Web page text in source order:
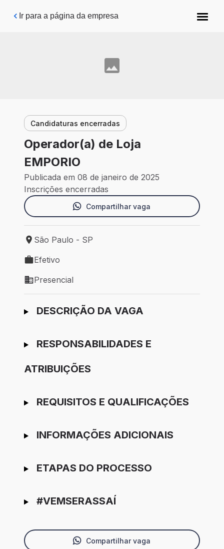
Pular para o conteúdo principal
Ir para a página da empresa
Candidaturas encerradas
Operador(a) de Loja
EMPORIO
Publicada em 08 de janeiro de 2025
Inscrições encerradas
Compartilhar vaga
Local de trabalho: São Paulo - SP
São Paulo - SP
Tipo de vaga: Efetivo
Efetivo
Modelo de trabalho: Presencial
Presencial
Ir para candidatura
DESCRIÇÃO DA VAGA
RESPONSABILIDADES E
ATRIBUIÇÕES
REQUISITOS E QUALIFICAÇÕES
INFORMAÇÕES ADICIONAIS
ETAPAS DO PROCESSO
#VEMSERASSAÍ
Compartilhar vaga